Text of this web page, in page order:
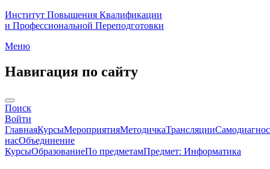
Институт Повышения Квалификации
и Профессиональной Переподготовки
Меню
Навигация по сайту
Поиск
Войти
ГлавнаяКурсыМероприятияМетодичкаТрансляции
насОбъединение
КурсыОбразованиеПо предметамПредмет: Информатика